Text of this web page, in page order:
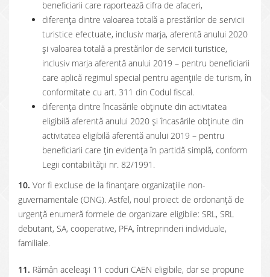
beneficiarii care raportează cifra de afaceri,
diferența dintre valoarea totală a prestărilor de servicii
turistice efectuate, inclusiv marja, aferentă anului 2020
și valoarea totală a prestărilor de servicii turistice,
inclusiv marja aferentă anului 2019 – pentru beneficiarii
care aplică regimul special pentru agențiile de turism, în
conformitate cu art. 311 din Codul fiscal.
diferența dintre încasările obținute din activitatea
eligibilă aferentă anului 2020 și încasările obținute din
activitatea eligibilă aferentă anului 2019 – pentru
beneficiarii care țin evidența în partidă simplă, conform
Legii contabilității nr. 82/1991.
10. Vor fi excluse de la finanțare organizațiile non-
guvernamentale (ONG). Astfel, noul proiect de ordonanță de
urgență enumeră formele de organizare eligibile: SRL, SRL
debutant, SA, cooperative, PFA, întreprinderi individuale,
familiale.
11. Rămân aceleași 11 coduri CAEN eligibile, dar se propune